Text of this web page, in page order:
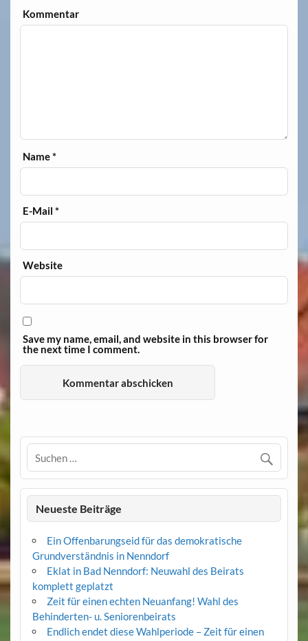
Kommentar
Name*
E-Mail*
Website
Save my name, email, and website in this browser for
the next time I comment.
Neueste Beiträge
Ein Offenbarungseid für das demokratische
Grundverständnis in Nenndorf
Eklat in Bad Nenndorf: Neuwahl des Beirats
komplett geplatzt
Zeit für einen echten Neuanfang! Wahl des
Behinderten- u. Seniorenbeirats
Endlich endet diese Wahlperiode – Zeit für einen